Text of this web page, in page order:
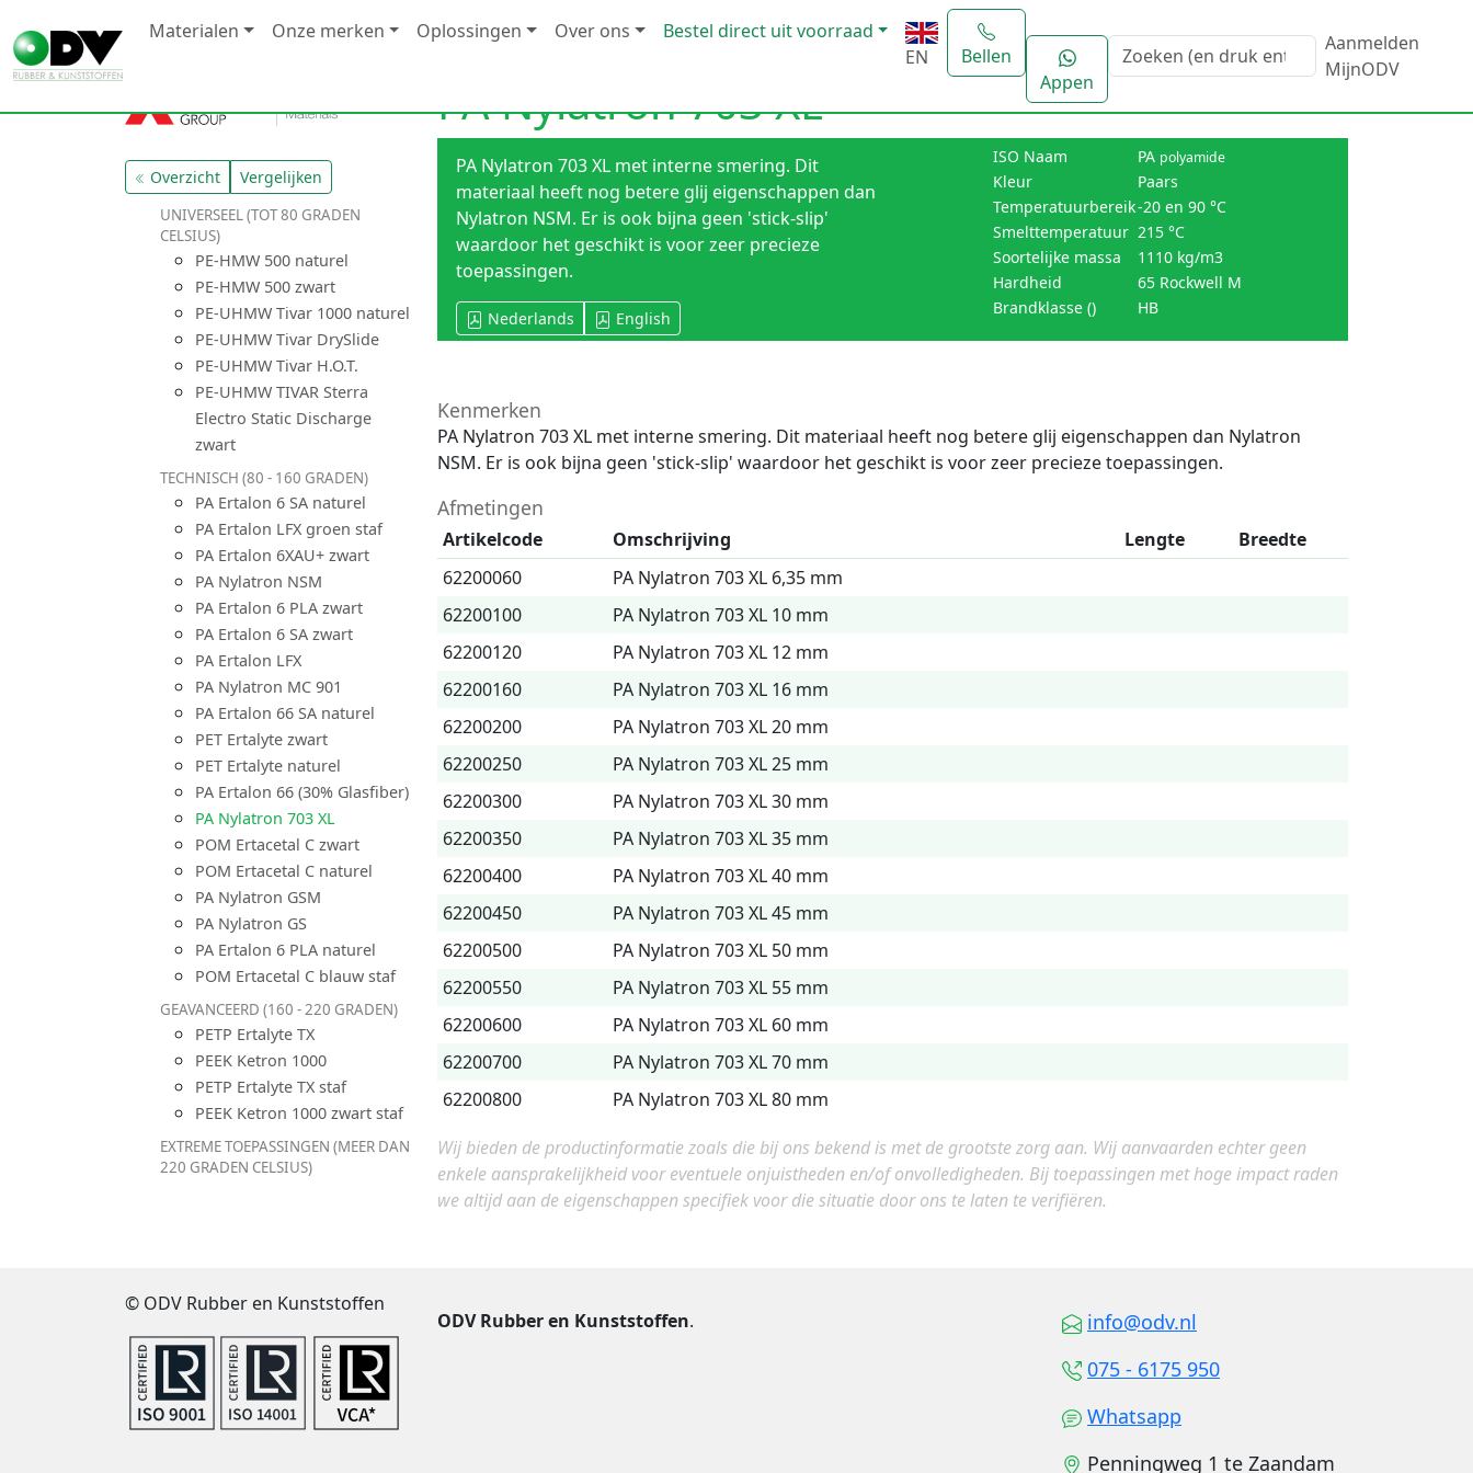
Materialen Onze merken Oplossingen Over ons
Bestel direct uit voorraad
EN
Bellen
Appen
Aanmelden
MijnODV
Overzicht Vergelijken
UNIVERSEEL (TOT 80 GRADEN
CELSIUS)
PE-HMW 500 naturel
PE-HMW 500 zwart
PE-UHMW Tivar 1000 naturel
PE-UHMW Tivar DrySlide
PE-UHMW Tivar H.O.T.
PE-UHMW TIVAR Sterra
Electro Static Discharge
zwart
TECHNISCH (80 - 160 GRADEN)
PA Ertalon 6 SA naturel
PA Ertalon LFX groen staf
PA Ertalon 6XAU+ zwart
PA Nylatron NSM
PA Ertalon 6 PLA zwart
PA Ertalon 6 SA zwart
PA Ertalon LFX
PA Nylatron MC 901
PA Ertalon 66 SA naturel
PET Ertalyte zwart
PET Ertalyte naturel
PA Ertalon 66 (30% Glasfiber)
PA Nylatron 703 XL
POM Ertacetal C zwart
POM Ertacetal C naturel
PA Nylatron GSM
PA Nylatron GS
PA Ertalon 6 PLA naturel
POM Ertacetal C blauw staf
GEAVANCEERD (160 - 220 GRADEN)
PETP Ertalyte TX
PEEK Ketron 1000
PETP Ertalyte TX staf
PEEK Ketron 1000 zwart staf
EXTREME TOEPASSINGEN (MEER DAN
220 GRADEN CELSIUS)
PA Nylatron 703 XL
PA Nylatron 703 XL met interne smering. Dit
materiaal heeft nog betere glij eigenschappen dan
Nylatron NSM. Er is ook bijna geen 'stick-slip'
waardoor het geschikt is voor zeer precieze
toepassingen.
Nederlands English
ISO Naam PA polyamide
Kleur
Paars
Temperatuurbereik-20 en 90 °C
Smelttemperatuur 215 °C
Soortelijke massa
1110 kg/m3
Hardheid
65 Rockwell M
Brandklasse ()
HB
Kenmerken
PA Nylatron 703 XL met interne smering. Dit materiaal heeft nog betere glij eigenschappen dan Nylatron
NSM. Er is ook bijna geen 'stick-slip' waardoor het geschikt is voor zeer precieze toepassingen.
Afmetingen
Artikelcode Omschrijving Lengte
Breedte
62200060
PA Nylatron 703 XL 6,35 mm
62200100
PA Nylatron 703 XL 10 mm
62200120
PA Nylatron 703 XL 12 mm
62200160
PA Nylatron 703 XL 16 mm
62200200
PA Nylatron 703 XL 20 mm
62200250
PA Nylatron 703 XL 25 mm
62200300
PA Nylatron 703 XL 30 mm
62200350
PA Nylatron 703 XL 35 mm
62200400
PA Nylatron 703 XL 40 mm
62200450
PA Nylatron 703 XL 45 mm
62200500
PA Nylatron 703 XL 50 mm
62200550
PA Nylatron 703 XL 55 mm
62200600
PA Nylatron 703 XL 60 mm
62200700
PA Nylatron 703 XL 70 mm
62200800
PA Nylatron 703 XL 80 mm
Wij bieden de productinformatie zoals die bij ons bekend is met de grootste zorg aan. Wij aanvaarden echter geen
enkele aansprakelijkheid voor eventuele onjuistheden en/of onvolledigheden. Bij toepassingen met hoge impact raden
we altijd aan de eigenschappen specifiek voor die situatie door ons te laten te verifiëren.
© ODV Rubber en Kunststoffen
ODV Rubber en Kunststoffen.
info@odv.nl
075 - 6175 950
Whatsapp
Penningweg 1 te Zaandam